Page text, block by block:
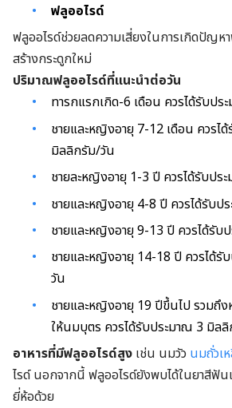
ฟลูออไรด์
ฟลูออไรด์ช่วยลดความเสี่ยงในการเกิดปัญห
สร้างกระดูกใหม่
ปริมาณฟลูออไรด์ที่แนะนำต่อวัน
ทารกแรกเกิด-6 เดือน ควรได้รับป
ชายและหญิงอายุ 7-12 เดือน ควรไ
มิลลิกรัม/วัน
ชายละหญิงอายุ 1-3 ปี ควรได้รับป
ชายและหญิงอายุ 4-8 ปี ควรได้รับ
ชายและหญิงอายุ 9-13 ปี ควรได้รั
ชายและหญิงอายุ 14-18 ปี ควรได้
วัน
ชายและหญิงอายุ 19 ปีขึ้นไป รวม
ให้นมบุตร ควรได้รับประมาณ 3 มิล
อาหารที่มีฟลูออไรด์สูง เช่น นมวัว นมถั่วเ
ไรด์ นอกจากนี้ ฟลูออไรด์ยังพบได้ในยาสีฟัน
ยี่ห้อด้วย